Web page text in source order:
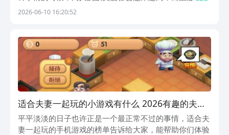
游戏也很适合多人进行体验，每一个环节都需要两个人共
式...
2026-06-10 16:20:52
适合夫妻一起玩的小游戏有什么 2026有趣的夫妻
玩的游戏推荐
平平淡淡的日子也许正是一个最正常不过的事情，适合夫
妻一起玩的手机游戏的榜单告诉给大家，能帮助你们体验